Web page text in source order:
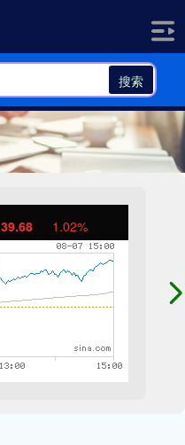
搜索
39.68 1.02%